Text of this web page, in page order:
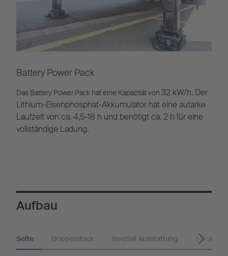
Battery Power Pack
Das Battery Power Pack hat eine Kapazität von 32 kW/h. Der
Lithium-Eisenphosphat-Akkumulator hat eine autarke
Laufzeit von ca. 4,5-18 h und benötigt ca. 2 h für eine
vollständige Ladung.
Aufbau
Seite Doppelstock Spezial Ausstattung Heck